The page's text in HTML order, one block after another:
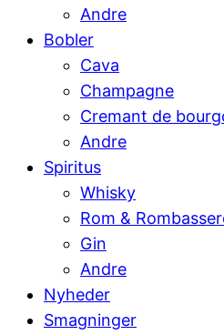
Andre
Bobler
Cava
Champagne
Cremant de
Andre
Spiritus
Whisky
Rom &
Gin
Andre
Nyheder
Smagninger